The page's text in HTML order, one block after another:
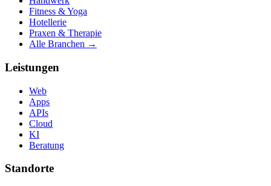
Fitness & Yoga
Hotellerie
Praxen & Therapie
Alle Branchen →
Leistungen
Web
Apps
APIs
Cloud
KI
Beratung
Standorte